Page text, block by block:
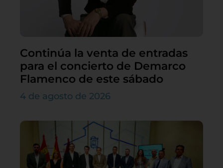
Continúa la venta de entradas
para el concierto de Demarco
Flamenco de este sábado
4 de agosto de 2026